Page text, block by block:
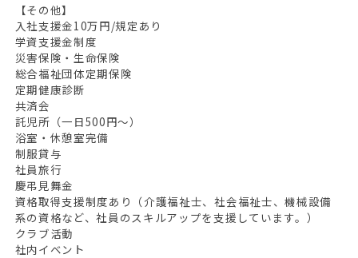
【その他】
入社支援金10万円/規定あり
学資支援金制度
災害保険・生命保険
総合福祉団体定期保険
定期健康診断
共済会
託児所（一日500円～）
浴室・休憩室完備
制服貸与
社員旅行
慶弔見舞金
資格取得支援制度あり（介護福祉士、社会福祉士、機械設備
系の資格など、社員のスキルアップを支援しています。）
クラブ活動
社内イベント